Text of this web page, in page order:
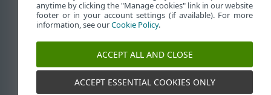
Visualizza sito desktop
End of Life
ESET Knowledge Base
ESET Status Portal
Supporto regionale
anytime by clicking the "Manage cookies" link in our website
footer or in your account settings (if available). For more
information, see ourCookie Policy.
ACCEPT ALL AND CLOSE
ACCEPT ESSENTIAL COOKIES ONLY